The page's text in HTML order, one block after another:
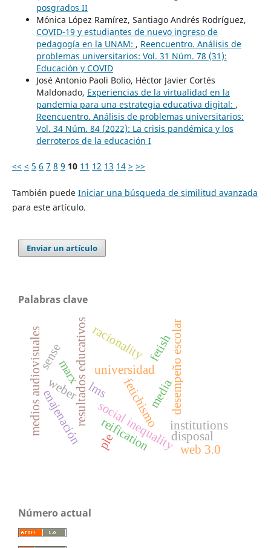
posgrados II
Mónica López Ramírez, Santiago Andrés Rodríguez,
COVID-19 y estudiantes de nuevo ingreso de
pedagogía en la UNAM: , Reencuentro. Análisis de
problemas universitarios: Vol. 31 Núm. 78 (31):
Educación y COVID
José Antonio Paoli Bolio, Héctor Javier Cortés
Maldonado, Experiencias de la virtualidad en la
pandemia para una estrategia educativa digital: ,
Reencuentro. Análisis de problemas universitarios:
Vol. 34 Núm. 84 (2022): La crisis pandémica y los
derroteros de la educación I
<< < 5 6 7 8 9 10 11 12 13 14 > >>
También puede Iniciar una búsqueda de similitud avanzada
para este artículo.
Enviar un artículo
Palabras clave
universidad
fetichismo
resultados educativos desempeño escolar
social inequality
racionality
weber
institutions
fetish
disposal
reification
enajenación
marx
media
medios audiovisuales
ple
lms
web 3.0
sense
Número actual